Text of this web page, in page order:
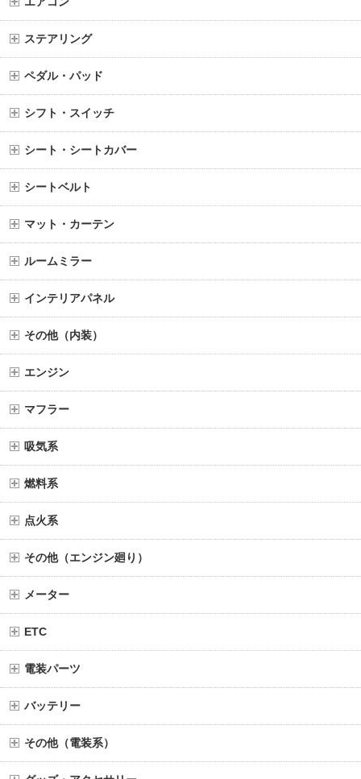
ステアリング
ペダル・パッド
シフト・スイッチ
シート・シートカバー
シートベルト
マット・カーテン
ルームミラー
インテリアパネル
その他（内装）
エンジン
マフラー
吸気系
燃料系
点火系
その他（エンジン廻り）
メーター
ETC
電装パーツ
バッテリー
その他（電装系）